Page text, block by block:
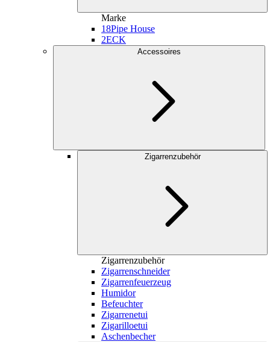
Marke
18Pipe House
2ECK
Accessoires
Zigarrenzubehör
Zigarrenzubehör
Zigarrenschneider
Zigarrenfeuerzeug
Humidor
Befeuchter
Zigarrenetui
Zigarilloetui
Aschenbecher